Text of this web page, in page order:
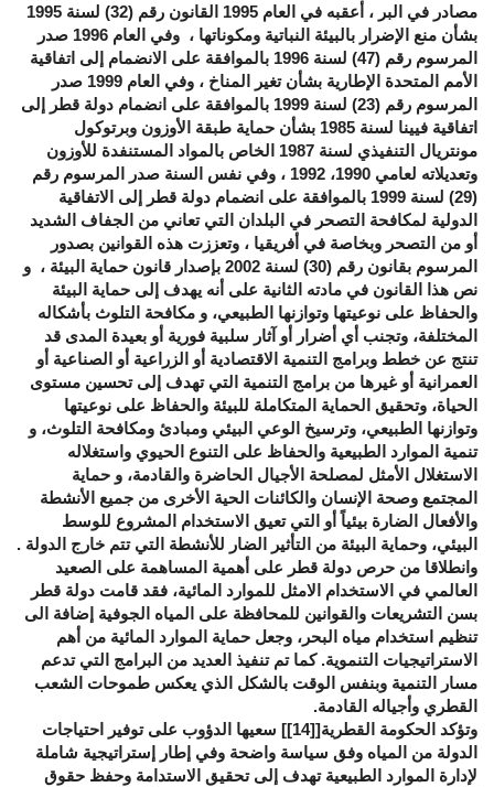
مصادر في البر ، أعقبه في العام 1995 القانون رقم (32) لسنة 1995
بشأن منع الإضرار بالبيئة النباتية ومكوناتها ، وفي العام 1996 صدر
المرسوم رقم (47) لسنة 1996 بالموافقة على الانضمام إلى اتفاقية
الأمم المتحدة الإطارية بشأن تغير المناخ ، وفي العام 1999 صدر
المرسوم رقم (23) لسنة 1999 بالموافقة على انضمام دولة قطر إلى
اتفاقية فيينا لسنة 1985 بشأن حماية طبقة الأوزون وبرتوكول
مونتريال التنفيذي لسنة 1987 الخاص بالمواد المستنفدة للأوزون
وتعديلاته لعامي 1990، 1992 ، وفي نفس السنة صدر المرسوم رقم
(29) لسنة 1999 بالموافقة على انضمام دولة قطر إلى الاتفاقية
الدولية لمكافحة التصحر في البلدان التي تعاني من الجفاف الشديد
أو من التصحر وبخاصة في أفريقيا ، وتعززت هذه القوانين بصدور
المرسوم بقانون رقم (30) لسنة 2002 بإصدار قانون حماية البيئة ، و
نص هذا القانون في مادته الثانية على أنه يهدف إلى حماية البيئة
والحفاظ على نوعيتها وتوازنها الطبيعي، و مكافحة التلوث بأشكاله
المختلفة، وتجنب أي أضرار أو آثار سلبية فورية أو بعيدة المدى قد
تنتج عن خطط وبرامج التنمية الاقتصادية أو الزراعية أو الصناعية أو
العمرانية أو غيرها من برامج التنمية التي تهدف إلى تحسين مستوى
الحياة، وتحقيق الحماية المتكاملة للبيئة والحفاظ على نوعيتها
وتوازنها الطبيعي، وترسيخ الوعي البيئي ومبادئ ومكافحة التلوث، و
تنمية الموارد الطبيعية والحفاظ على التنوع الحيوي واستغلاله
الاستغلال الأمثل لمصلحة الأجيال الحاضرة والقادمة، و حماية
المجتمع وصحة الإنسان والكائنات الحية الأخرى من جميع الأنشطة
والأفعال الضارة بيئياً أو التي تعيق الاستخدام المشروع للوسط
البيئي، وحماية البيئة من التأثير الضار للأنشطة التي تتم خارج الدولة .
وانطلاقا من حرص دولة قطر على أهمية المساهمة على الصعيد
العالمي في الاستخدام الامثل للموارد المائية، فقد قامت دولة قطر
بسن التشريعات والقوانين للمحافظة على المياه الجوفية إضافة الى
تنظيم استخدام مياه البحر، وجعل حماية الموارد المائية من أهم
الاستراتيجيات التنموية. كما تم تنفيذ العديد من البرامج التي تدعم
مسار التنمية وبنفس الوقت بالشكل الذي يعكس طموحات الشعب
القطري وأجياله القادمة.
وتؤكد الحكومة القطرية[[14]] سعيها الدؤوب على توفير احتياجات
الدولة من المياه وفق سياسة واضحة وفي إطار إستراتيجية شاملة
لإدارة الموارد الطبيعية تهدف إلى تحقيق الاستدامة وحفظ حقوق